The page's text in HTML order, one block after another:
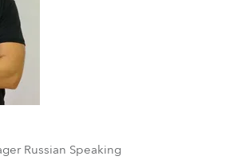
Russian Speaking